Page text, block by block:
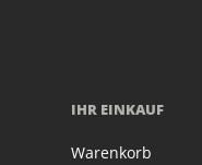
IHR EINKAUF
Warenkorb